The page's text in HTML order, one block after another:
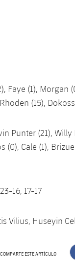
Faye (1),
(15),
Punter (21),
(0), Cale (1),
16, 17-17
Vilius, Huseyin
COMPARTE ESTE ARTÍCULO